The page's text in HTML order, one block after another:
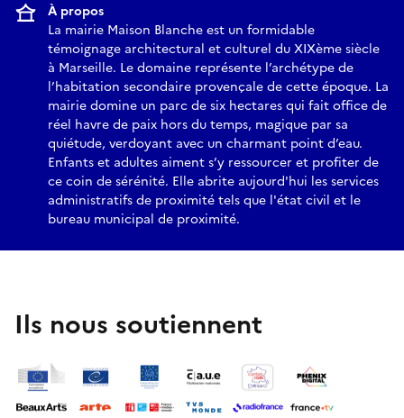
À propos
La mairie Maison Blanche est un formidable
témoignage architectural et culturel du XIXème siècle
à Marseille. Le domaine représente l’archétype de
l’habitation secondaire provençale de cette époque. La
mairie domine un parc de six hectares qui fait office de
réel havre de paix hors du temps, magique par sa
quiétude, verdoyant avec un charmant point d’eau.
Enfants et adultes aiment s’y ressourcer et profiter de
ce coin de sérénité. Elle abrite aujourd'hui les services
administratifs de proximité tels que l'état civil et le
bureau municipal de proximité.
Ils nous soutiennent